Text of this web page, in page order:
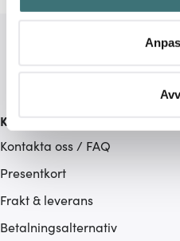
Identifiera din enhet
Ta reda på mer om hur dina
Du kan ändra eller dra
Vi använder cookies för att
ska anpassas efter det som
hemsidan ännu bättre. Du
som du vill dela med dig av.
Kundservice
Kontakta oss / FAQ
Presentkort
Frakt & leverans
Betalningsalternativ